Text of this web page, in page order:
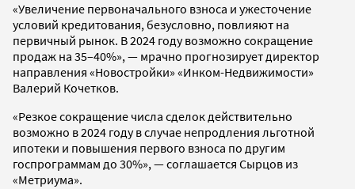
«Увеличение первоначального взноса и ужесточение
условий кредитования, безусловно, повлияют на
первичный рынок. В 2024 году возможно сокращение
продаж на 35–40%», — мрачно прогнозирует директор
направления «Новостройки» «Инком-Недвижимости»
Валерий Кочетков.
«Резкое сокращение числа сделок действительно
возможно в 2024 году в случае непродления льготной
ипотеки и повышения первого взноса по другим
госпрограммам до 30%», — соглашается Сырцов из
«Метриума».